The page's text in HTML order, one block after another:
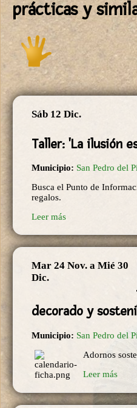
prácticas y
Sáb 12 Dic.
Taller: 'La ilusión
Municipio: San Pedro del
Busca el Punto de
regalos.
Leer más
Mar 24 Nov. a Mié 30
Dic.
decorado y
Municipio: San Pedro del
Adornos
Leer más